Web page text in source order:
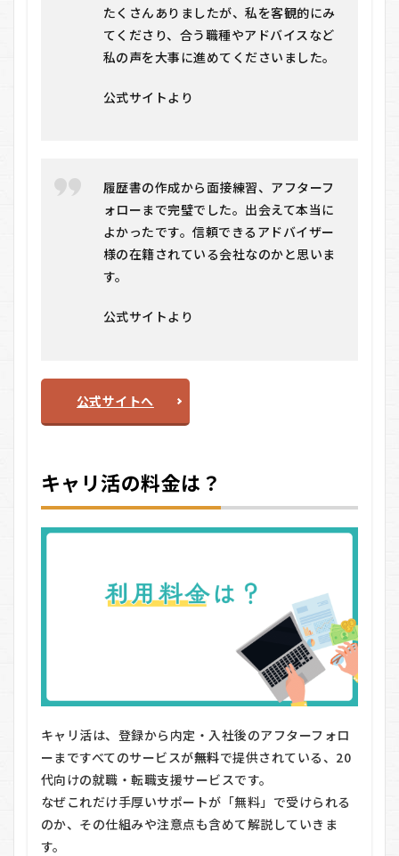
たくさんありましたが、私を客観的にみ
てくださり、合う職種やアドバイスなど
私の声を大事に進めてくださいました。
公式サイトより
履歴書の作成から面接練習、アフターフ
ォローまで完璧でした。出会えて本当に
よかったです。信頼できるアドバイザー
様の在籍されている会社なのかと思いま
す。
公式サイトより
公式サイトへ
キャリ活の料金は？
キャリ活は、登録から内定・入社後のアフターフォロ
ーまですべてのサービスが無料で提供されている、20
代向けの就職・転職支援サービスです。
なぜこれだけ手厚いサポートが「無料」で受けられる
のか、その仕組みや注意点も含めて解説していきま
す。